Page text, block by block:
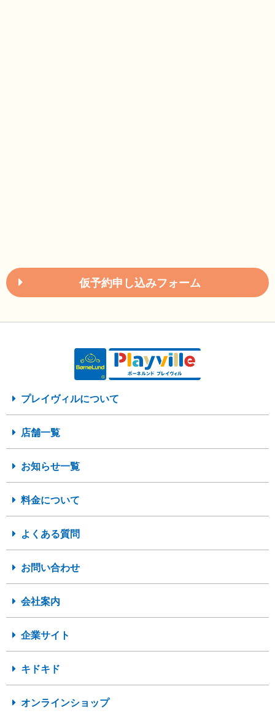
仮予約申し込みフォーム
プレイヴィルについて
店舗一覧
お知らせ一覧
料金について
よくある質問
お問い合わせ
会社案内
企業サイト
キドキド
オンラインショップ